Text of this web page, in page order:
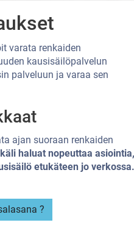
varata renkaiden
kausisäilöpalvelun
palveluun ja varaa sen
ajan suoraan renkaiden
haluat nopeuttaa asiointia,
etukäteen jo verkossa.
?